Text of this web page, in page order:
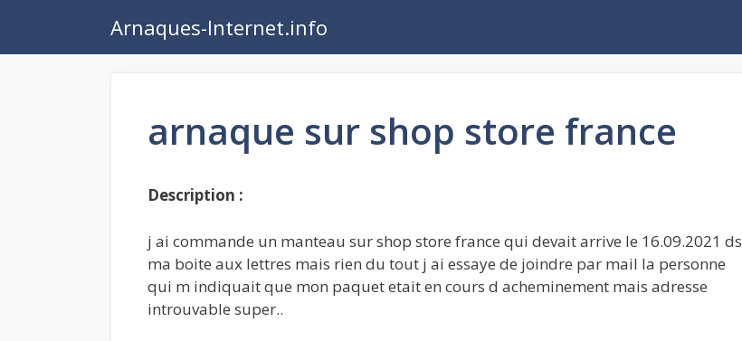
contenu
Arnaques-Internet.info
arnaque sur shop store france
Description :
j ai commande un manteau sur shop store france qui devait arrive le 16.09.2021 ds
ma boite aux lettres mais rien du tout j ai essaye de joindre par mail la personne
qui m indiquait que mon paquet etait en cours d acheminement mais adresse
introuvable super..